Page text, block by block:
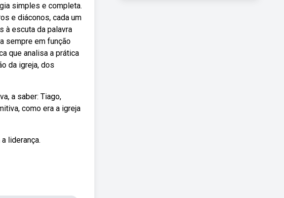
simples e completa.
e diáconos, cada um
à escuta da palavra
sempre em função
que analisa a prática
da igreja, dos
a saber: Tiago,
como era a igreja
liderança.